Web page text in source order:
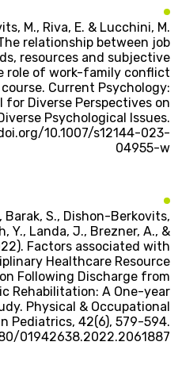
M., Riva, E. & Lucchini, M.
relationship between job
resources and subjective
role of work-family conflict
Current Psychology:
for Diverse Perspectives on
Psychological Issues.
10.1007/s12144-023-
04955-w
Barak, S., Dishon-Berkovits,
Y., Landa, J., Brezner, A., &
Factors associated with
Healthcare Resource
Following Discharge from
Rehabilitation: A One-year
Physical & Occupational
Pediatrics, 42(6), 579-594.
01942638.2022.2061887